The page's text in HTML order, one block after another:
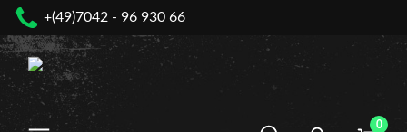
springen
+(49)7042 - 96 930 66
0